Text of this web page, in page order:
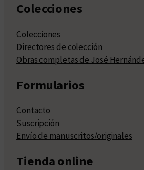
Colecciones
Colecciones
Directores de colección
Obras completas de José
Formularios
Contacto
Suscripción
Envío de manuscritos/originales
Tienda online